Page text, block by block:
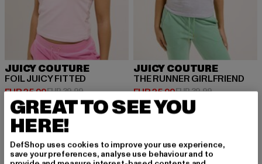
JUICY COUTURE
FOIL JUICY FITTED
EUR 25,99
Huidige prijs: EUR 25,99
EUR 39,99Actieprijs: EUR 39,99
JUICY COUTURE
THE RUNNER GIRLFRIEND
EUR 25,99
Huidige prijs: EUR 25,99
EUR 39,99Actieprijs:
GREAT TO SEE YOU
HERE!
DefShop uses cookies to improve your use experience,
save your preferences, analyse use behaviour and to